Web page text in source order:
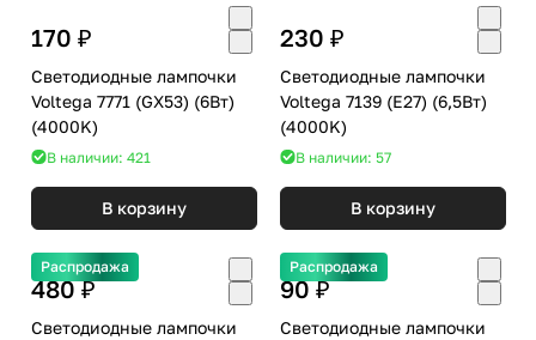
170 ₽
Светодиодные лампочки
Voltega 7771 (GX53) (6Вт)
(4000K)
В наличии: 421
В корзину
230 ₽
Светодиодные лампочки
Voltega 7139 (E27) (6,5Вт)
(4000K)
В наличии: 57
В корзину
Распродажа
480 ₽
Светодиодные лампочки
Распродажа
90 ₽
Светодиодные лампочки